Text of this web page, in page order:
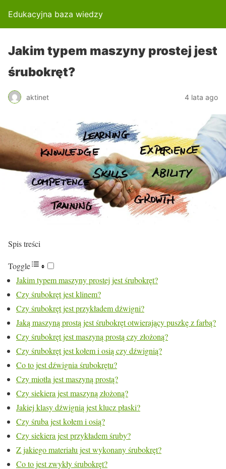
Edukacyjna baza wiedzy
Jakim typem maszyny prostej jest
śrubokręt?
aktinet 4 lata ago
Spis treści
Toggle
Jakim typem maszyny prostej jest śrubokręt?
Czy śrubokręt jest klinem?
Czy śrubokręt jest przykładem dźwigni?
Jaką maszyną prostą jest śrubokręt otwierający puszkę z farbą?
Czy śrubokręt jest maszyną prostą czy złożoną?
Czy śrubokręt jest kołem i osią czy dźwignią?
Co to jest dźwignia śrubokrętu?
Czy miotła jest maszyną prostą?
Czy siekiera jest maszyną złożoną?
Jakiej klasy dźwignią jest klucz płaski?
Czy śruba jest kołem i osią?
Czy siekiera jest przykładem śruby?
Z jakiego materiału jest wykonany śrubokręt?
Co to jest zwykły śrubokręt?